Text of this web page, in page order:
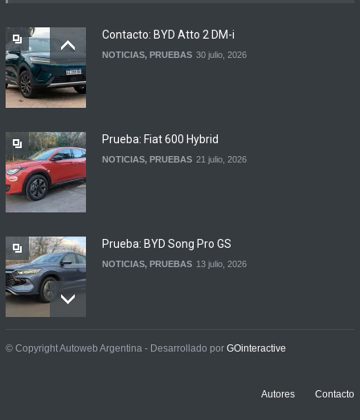
Contacto: BYD Atto 2 DM-i
NOTICIAS, PRUEBAS 30 julio, 2026
Prueba: Fiat 600 Hybrid
NOTICIAS, PRUEBAS 21 julio, 2026
Prueba: BYD Song Pro GS
NOTICIAS, PRUEBAS 13 julio, 2026
Contacto: Jeep Wrangler
© Copyright Autoweb Argentina - Desarrollado por GOinteractive
Autores Contacto